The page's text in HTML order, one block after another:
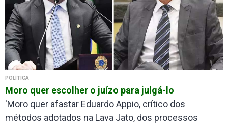
POLÍTICA
Moro quer escolher o juízo para julgá-lo
'Moro quer afastar Eduardo Appio, crítico dos
métodos adotados na Lava Jato, dos processos